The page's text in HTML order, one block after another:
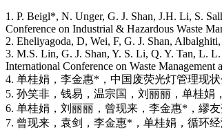
1. P. Beigl*, N. Unger, G. J. Shan, J.H. Li, S.
Conference on Industrial & Hazardous Waste
2. Eheliyagoda, D, Wei, F, G. J. Shan,
3. M.S. Lin, G. J. Shan, Y. S. Li, Q. Y. Tan, L.
International Conference on Waste Management
4. 单桂娟，李金惠*，中国废荧光灯管理现
5. 孙笑非，钱易，温宗国，刘丽丽，单桂娟
6. 单桂娟，刘丽丽，曾现来，李金惠*，繆
7. 曾现来，袁剑，李金惠*，单桂娟，循环